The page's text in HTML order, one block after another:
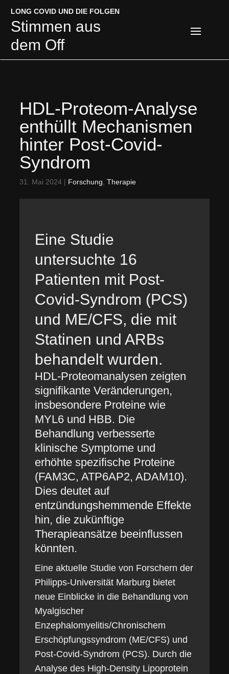
LONG COVID UND DIE FOLGEN
Stimmen aus
dem Off
LONG COVID UND DIE FOLGEN
Stimmen aus
dem Off
HDL-Proteom-Analyse
enthüllt Mechanismen
hinter Post-Covid-
Syndrom
31. Mai 2024| Forschung Therapie
Eine Studie
untersuchte 16
Patienten mit Post-
Covid-Syndrom (PCS)
und ME/CFS, die mit
Statinen und ARBs
behandelt wurden.
HDL-Proteomanalysen zeigten
signifikante Veränderungen,
insbesondere Proteine wie
MYL6 und HBB. Die
Behandlung verbesserte
klinische Symptome und
erhöhte spezifische Proteine
(FAM3C, ATP6AP2, ADAM10).
Dies deutet auf
entzündungshemmende Effekte
hin, die zukünftige
Therapieansätze beeinflussen
könnten.
Eine aktuelle Studie von Forschern der
Philipps-Universität Marburg bietet
neue Einblicke in die Behandlung von
Myalgischer
Enzephalomyelitis/Chronischem
Erschöpfungssyndrom (ME/CFS) und
Post-Covid-Syndrom (PCS). Durch die
Analyse des High-Density Lipoprotein